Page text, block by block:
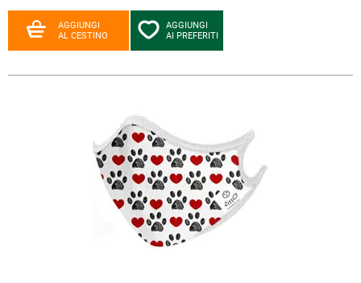
AGGIUNGI
AL CESTINO
AGGIUNGI
AI PREFERITI